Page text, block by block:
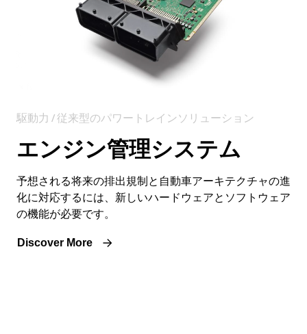
駆動力 / 従来型のパワートレインソリューション
エンジン管理システム
予想される将来の排出規制と自動車アーキテクチャの進
化に対応するには、新しいハードウェアとソフトウェア
の機能が必要です。
Discover More